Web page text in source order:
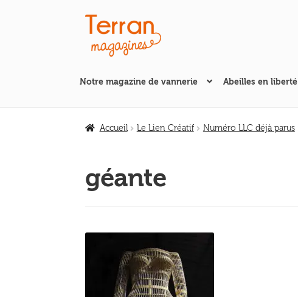
Aller
à
la
Aller
au
contenu
Notre magazine de vannerie Abeilles en liberté
Accueil Le Lien Créatif Numéro LLC déjà parus
géante